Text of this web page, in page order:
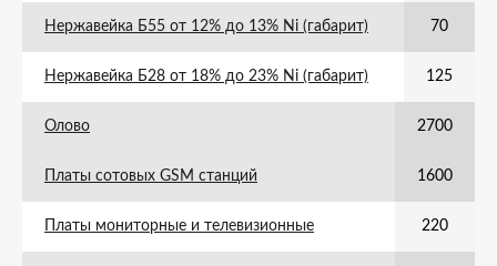
Нержавейка Б55 от 12% до 13% Ni (габарит) 70
Нержавейка Б28 от 18% до 23% Ni (габарит) 125
Олово 2700
Платы сотовых GSM станций 1600
Платы мониторные и телевизионные 220